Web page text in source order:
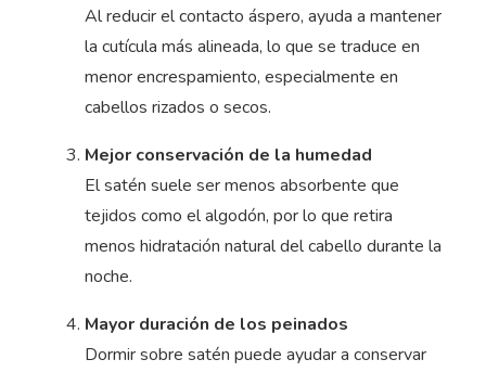
Al reducir el contacto áspero, ayuda a mantener
la cutícula más alineada, lo que se traduce en
menor encrespamiento, especialmente en
cabellos rizados o secos.
Mejor conservación de la humedad
El satén suele ser menos absorbente que
tejidos como el algodón, por lo que retira
menos hidratación natural del cabello durante la
noche.
Mayor duración de los peinados
Dormir sobre satén puede ayudar a conservar